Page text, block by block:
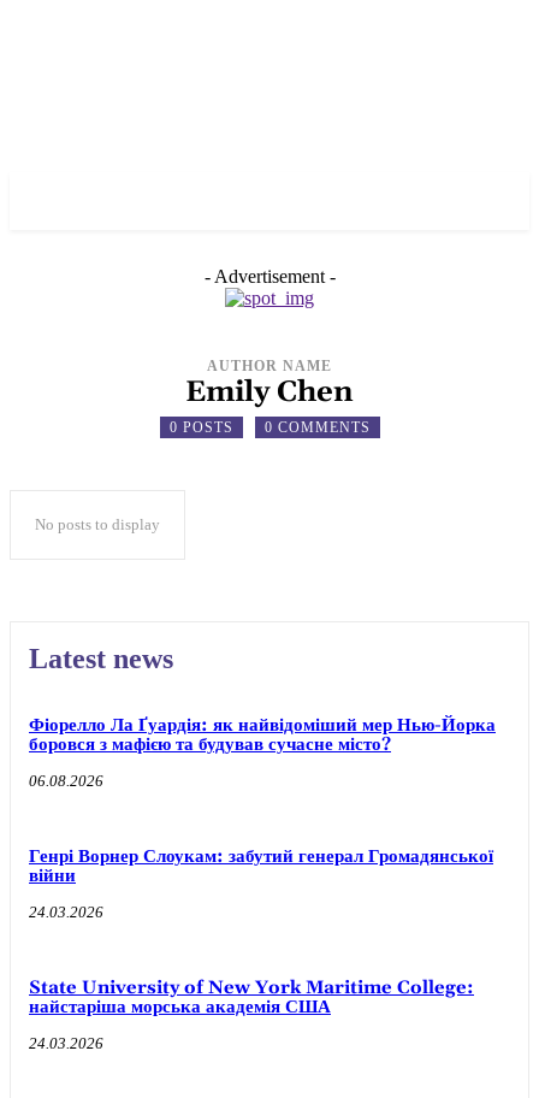
- Advertisement -
AUTHOR NAME
Emily Chen
0 POSTS 0 COMMENTS
No posts to display
Latest news
Фіорелло Ла Ґуардія: як найвідоміший мер Нью-Йорка
боровся з мафією та будував сучасне місто?
06.08.2026
Генрі Ворнер Слоукам: забутий генерал Громадянської
війни
24.03.2026
State University of New York Maritime College:
найстаріша морська академія США
24.03.2026